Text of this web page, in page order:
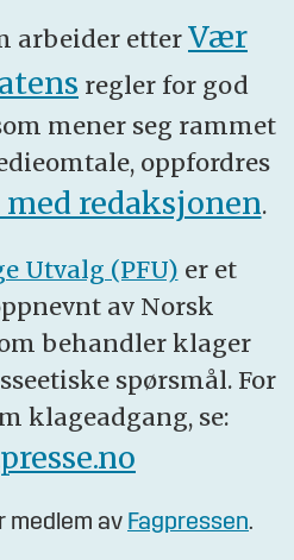
arbeider etter Vær
regler for god
mener seg rammet
oppfordres
redaksjonen.
Utvalg (PFU) er et
av Norsk
behandler klager
spørsmål. For
klageadgang, se:
medlem av Fagpressen.